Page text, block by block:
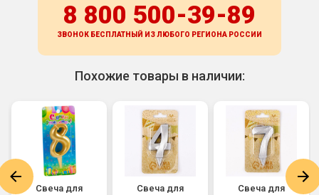
8 800 500-39-89
ЗВОНОК БЕСПЛАТНЫЙ ИЗ ЛЮБОГО РЕГИОНА РОССИИ
Похожие товары в наличии:
Свеча для
Свеча для
Свеча для